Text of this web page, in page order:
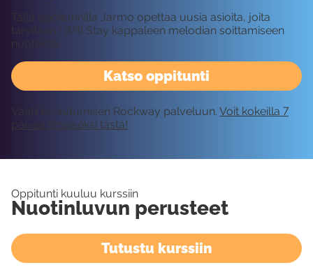
Katso oppitunti
Tällä oppitunnilla Jarmo opettaa uusia asioita, joita
tarvitaan I Will Stay kappaleen melodian soittamiseen
nuoteista.
Vaatii kirjautumisen Rockway palveluun. Voit kokeilla 7
päivää ilmaiseksi tästä!
Oppitunti kuuluu kurssiin
Nuotinluvun perusteet
Tutustu kurssiin